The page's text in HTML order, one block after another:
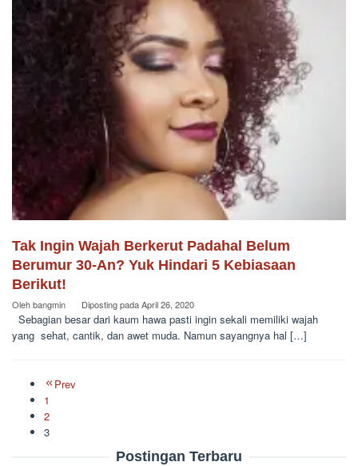
Tak Ingin Wajah Berkerut Padahal Belum
Berumur 30-An? Yuk Hindari 5 Kebiasaan
Berikut!
Olehbangmin Diposting padaApril 26, 2020
Sebagian besar dari kaum hawa pasti ingin sekali memiliki wajah
yang sehat, cantik, dan awet muda. Namun sayangnya hal […]
Prev
1
2
3
Postingan Terbaru